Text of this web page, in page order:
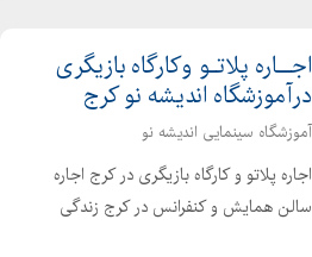
اجــاره پلاتـو وکارگاه بازیگری
درآموزشگاه اندیشه نو کرج
آموزشگاه سینمایی اندیشه نو
اجاره پلاتو و کارگاه بازیگری در کرج اجاره
سالن همایش و کنفرانس در کرج زندگی